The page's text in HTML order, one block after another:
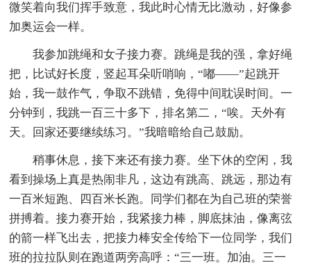
微笑着向我们挥手致意，我此时心情无比激动，好像参
加奥运会一样。
我参加跳绳和女子接力赛。跳绳是我的强，拿好绳
把，比试好长度，竖起耳朵听哨响，“嘟——”起跳开
始，我一鼓作气，争取不跳错，免得中间耽误时间。一
分钟到，我跳一百三十多下，排名第二，“唉。天外有
天。回家还要继续练习。”我暗暗给自己鼓励。
稍事休息，接下来还有接力赛。坐下休的空闲，我
看到操场上真是热闹非凡，这边有跳高、跳远，那边有
一百米短跑、四百米长跑。同学们都在为自己班的荣誉
拼搏着。接力赛开始，我紧接力棒，脚底抹油，像离弦
的箭一样飞出去，把接力棒安全传给下一位同学，我们
班的拉拉队则在跑道两旁高呼：“三一班。加油。三一